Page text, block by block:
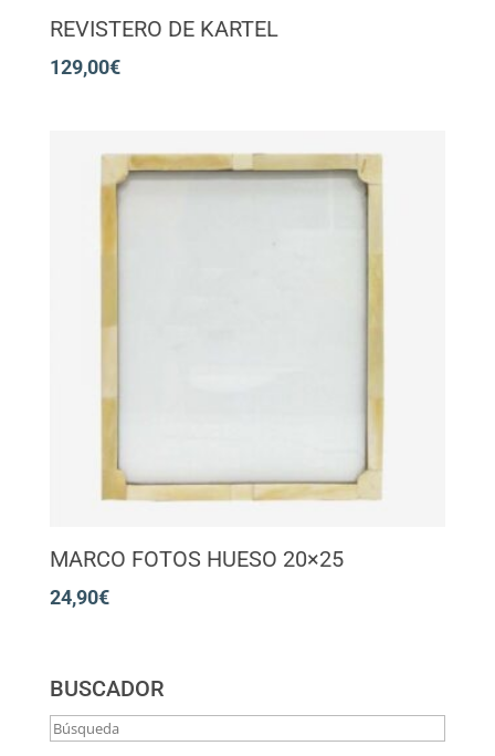
REVISTERO DE KARTEL
129,00€
MARCO FOTOS HUESO 20×25
24,90€
BUSCADOR